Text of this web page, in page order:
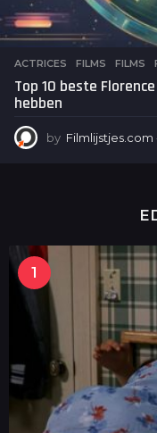
ACTRICES ,FILMS FILMS ,
Top 10 beste
hebben
by
1